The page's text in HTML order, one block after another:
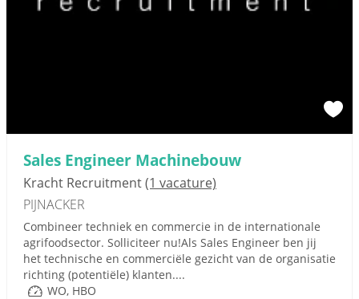
Sales Engineer Machinebouw
Kracht Recruitment(1 vacature)
PIJNACKER
Combineer techniek en commercie in de internationale
agrifoodsector. Solliciteer nu!Als Sales Engineer ben jij
het technische en commerciële gezicht van de organisatie
richting (potentiële) klanten....
WO, HBO